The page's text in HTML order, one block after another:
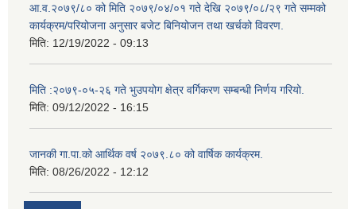
आ.व.२०७९/८० को मिति २०७९/०४/०१ गते देखि २०७९/०८/२९ गते सम्मको
कार्यक्रम/परियोजना अनुसार बजेट बिनियोजन तथा खर्चको विवरण.
मिति: 12/19/2022 - 09:13
मिति :२०७९-०५-२६ गते भुउपयोग क्षेत्र वर्गिकरण सम्बन्धी निर्णय गरियो.
मिति: 09/12/2022 - 16:15
जानकी गा.पा.को आर्थिक वर्ष २०७९.८० को वार्षिक कार्यक्रम.
मिति: 08/26/2022 - 12:12